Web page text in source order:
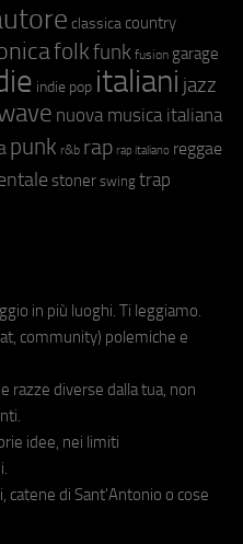
classica country
folkfunk fusion garage
indie pop italiani jazz
nuova musica italiana
punk r&b rap rap italiano reggae
stoner swing trap
in più luoghi. Ti leggiamo.
community) polemiche e
razze diverse dalla tua, non
idee, nei limiti
catene di Sant'Antonio o cose